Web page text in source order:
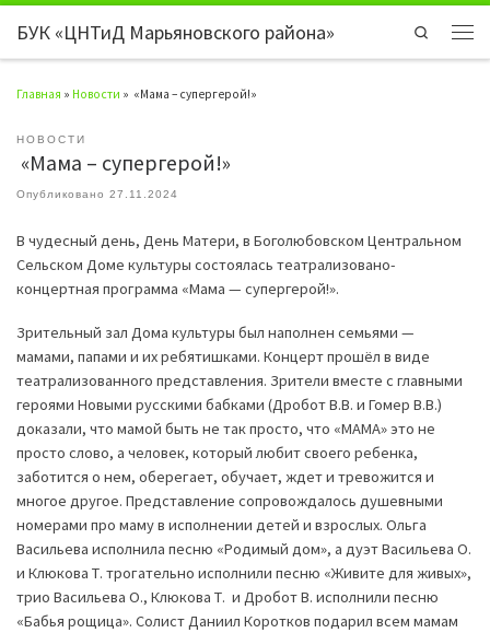
Перейти к содержимому
БУК «ЦНТиД Марьяновского района»
Search
Главная » Новости » «Мама – супергерой!»
НОВОСТИ
«Мама – супергерой!»
Опубликовано 27.11.2024
В чудесный день, День Матери, в Боголюбовском Центральном
Сельском Доме культуры состоялась театрализовано-
концертная программа «Мама — супергерой!».
Зрительный зал Дома культуры был наполнен семьями —
мамами, папами и их ребятишками. Концерт прошёл в виде
театрализованного представления. Зрители вместе с главными
героями Новыми русскими бабками (Дробот В.В. и Гомер В.В.)
доказали, что мамой быть не так просто, что «МАМА» это не
просто слово, а человек, который любит своего ребенка,
заботится о нем, оберегает, обучает, ждет и тревожится и
многое другое. Представление сопровождалось душевными
номерами про маму в исполнении детей и взрослых. Ольга
Васильева исполнила песню «Родимый дом», а дуэт Васильева О.
и Клюкова Т. трогательно исполнили песню «Живите для живых»,
трио Васильева О., Клюкова Т. и Дробот В. исполнили песню
«Бабья рощица». Солист Даниил Коротков подарил всем мамам